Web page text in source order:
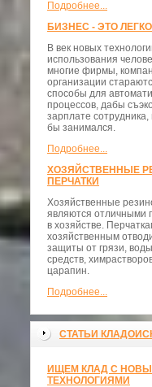
Подробнее...
БИЗНЕС - ЭТО ЛЕГКО
В век новых
использования
многие фирмы,
организации
способы для
процессов, дабы
зарплате
бы занимался.
Подробнее...
ХОЗЯЙСТВЕННЫЕ
ПЕРЧАТКИ
Хозяйственные
являются отличными
в хозяйстве.
хозяйственным
защиты от грязи,
средств,
царапин.
Подробнее...
СТАТЬИ
ИЩЕМ КЛАД С
ТЕХНОЛОГИЯМИ